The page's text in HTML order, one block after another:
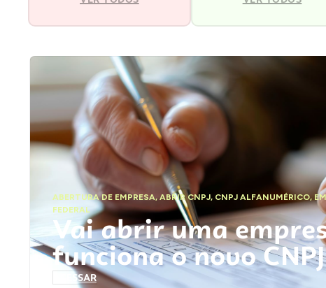
ABERTURA DE EMPRESA,ABRIR CNPJ, CNPJ ALFANUMÉRICO,
FEDERAL
Vai abrir uma
funciona o novo
ACESSAR